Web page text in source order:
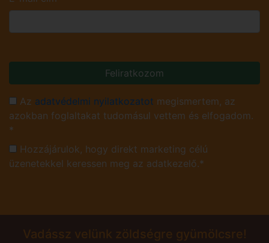
Feliratkozom
Az adatvédelmi nyilatkozatot megismertem, az
azokban foglaltakat tudomásul vettem és elfogadom.
*
Hozzájárulok, hogy direkt marketing célú
üzenetekkel keressen meg az adatkezelő.*
Vadássz velünk zöldségre gyümölcsre!